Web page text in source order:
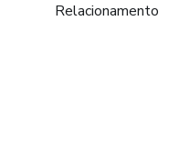
Relacionamento